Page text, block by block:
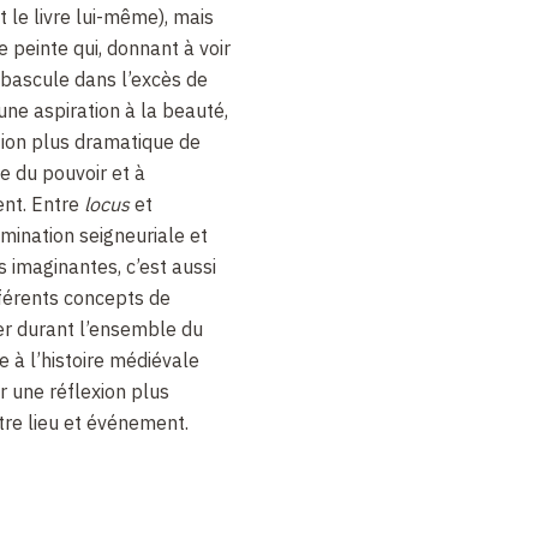
le livre lui-même), mais
peinte qui, donnant à voir
dans l’excès de
aspiration à la beauté,
plus dramatique de
du pouvoir et à
Entre locuset
seigneuriale et
c’est aussi
concepts de
durant l’ensemble du
à l’histoire médiévale
une réflexion plus
lieu et événement.